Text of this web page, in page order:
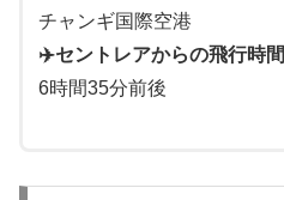
チャンギ国際空港
✈️セントレアからの飛行時間
6時間35分前後